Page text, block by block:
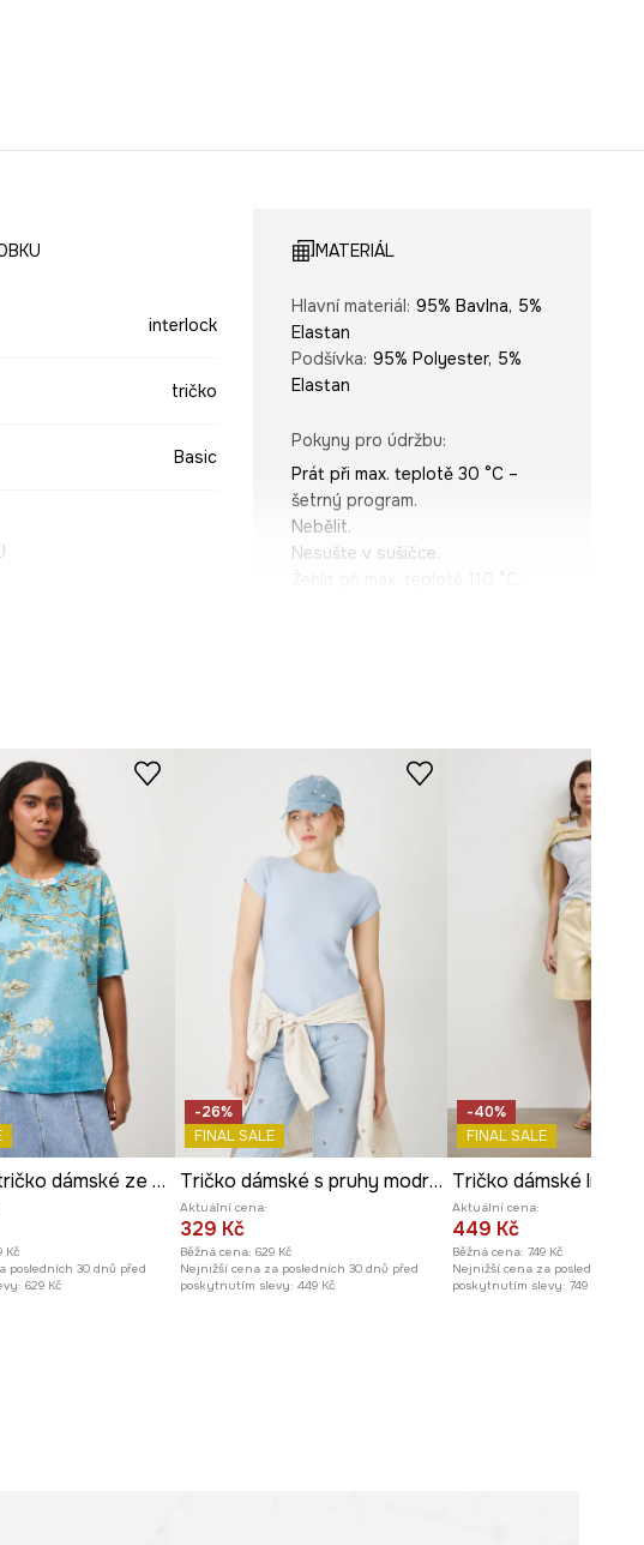
interlock
tričko
Basic
MATERIÁL
Hlavní materiál: 95% Bavlna, 5%
Elastan
Podšívka: 95% Polyester, 5%
Elastan
Pokyny pro údržbu:
Prát při max. teplotě 30 °C –
šetrný program.
Nebělit.
Nesušte v sušičce.
Výstřih: kulatý
Typ rukávu
kimono
Střih:
ROZMĚRY
Míry uvedené pro velikost
Modelka na fotografii je vysoká
174 cm a má na sebe velikost S
Prohlédněte si rozměry
Bavlněné tričko dámské ze speciální kolekce Eviva L'arte
Kč
posledních 30 dnů před
629 Kč
-26%
FINAL SALE
Tričko dámské s pruhy modrá barva
Aktuální cena:
329 Kč
Běžná cena: 629 Kč
Nejnižší cena za posledních 30 dnů před
poskytnutím slevy: 449 Kč
-40%
FINAL SALE
Tričko dámské lněné
Aktuální cena:
449 Kč
Běžná cena: 749 Kč
Nejnižší cena za posledních 30
poskytnutím slevy: 749 Kč